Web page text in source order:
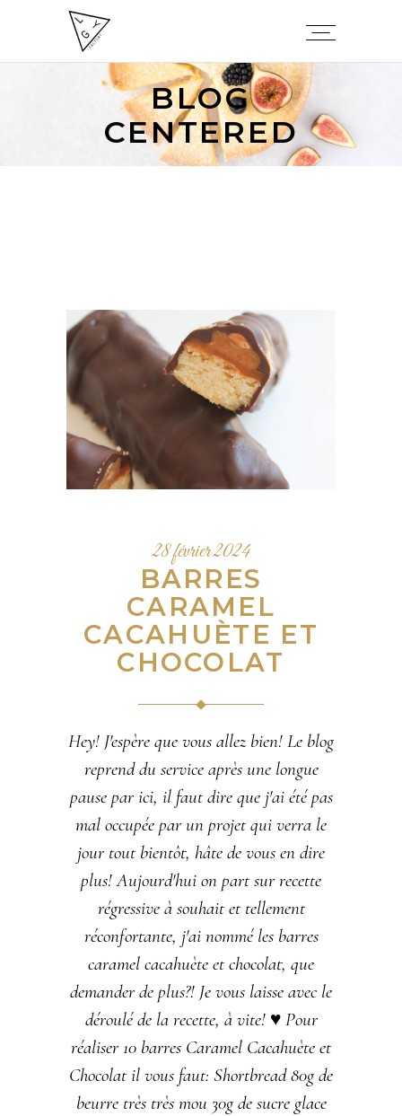
BLOG
CENTERED
28 février 2024
BARRES
CARAMEL
CACAHUÈTE ET
CHOCOLAT
Hey! J'espère que vous allez bien! Le blog
reprend du service après une longue
pause par ici, il faut dire que j'ai été pas
mal occupée par un projet qui verra le
jour tout bientôt, hâte de vous en dire
plus! Aujourd'hui on part sur recette
régressive à souhait et tellement
réconfortante, j'ai nommé les barres
caramel cacahuète et chocolat, que
demander de plus?! Je vous laisse avec le
déroulé de la recette, à vite! ♥ Pour
réaliser 10 barres Caramel Cacahuète et
Chocolat il vous faut: Shortbread 80g de
beurre très très mou 30g de sucre glace